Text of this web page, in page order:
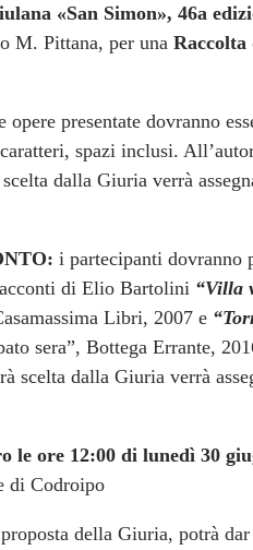
«San Simon», 46a
M. Pittana, per una
opere presentate dovranno
spazi inclusi.
dalla Giuria verrà
i partecipanti dovranno
di Elio Bartolini “Villa
Libri, 2007 e
sera”, Bottega Errante,
scelta dalla Giuria verrà
le ore 12:00 di lunedì 30
di Codroipo
della Giuria, potrà